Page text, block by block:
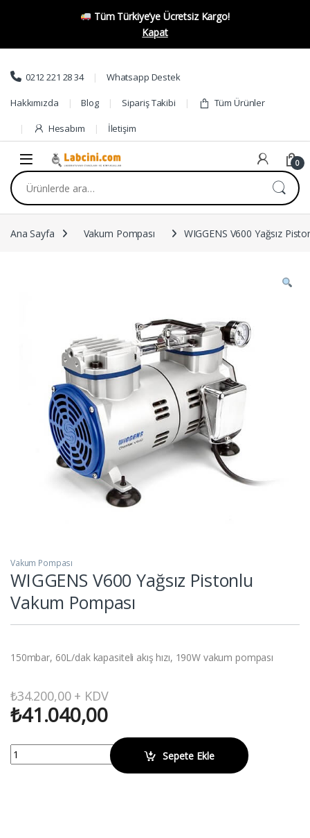
Tüm Türkiye’ye Ücretsiz Kargo!
Kapat
Skip to navigation
Skip to content
0212 221 28 34 Whatsapp Destek
Hakkımızda Blog Sipariş Takibi Tüm Ürünler
Hesabım İletişim
0
Ara:
Ana Sayfa Vakum Pompası WIGGENS V600 Yağsız
Vakum Pompası
WIGGENS V600 Yağsız Pistonlu
Vakum Pompası
150mbar, 60L/dak kapasiteli akış hızı, 190W vakum pompası
₺34.200,00+ KDV
₺41.040,00
WIGGENS V600 Yağsız Pistonlu Vakum Pompası quantity
Sepete Ekle